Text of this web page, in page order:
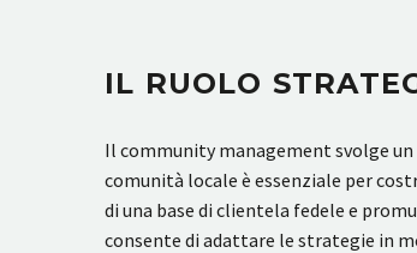
IL RUOLO
Il community management svolge
comunità locale è essenziale per
di una base di clientela fedele e
consente di adattare le strategie in